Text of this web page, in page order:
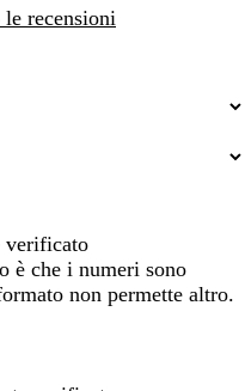
recensioni
verificato
è che i numeri sono
non permette altro.